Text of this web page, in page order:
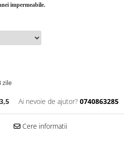
impermeabile.
zile
Ai nevoie de ajutor? 0740863285
Cere informatii